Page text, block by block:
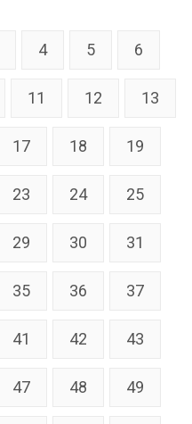
4 5 6
11 12 13
17 18 19
23 24 25
29 30 31
35 36 37
41 42 43
47 48 49